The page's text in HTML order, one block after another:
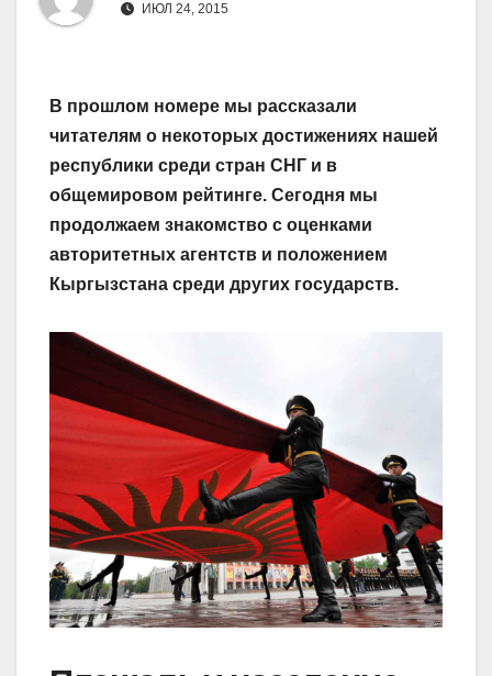
ИЮЛ 24, 2015
В прошлом номере мы рассказали
читателям о некоторых достижениях нашей
республики среди стран СНГ и в
общемировом рейтинге. Сегодня мы
продолжаем знакомство с оценками
авторитетных агентств и положением
Кыргызстана среди других государств.